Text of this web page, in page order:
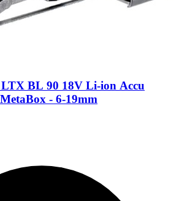
BL 90 18V Li-ion Accu
- 6-19mm